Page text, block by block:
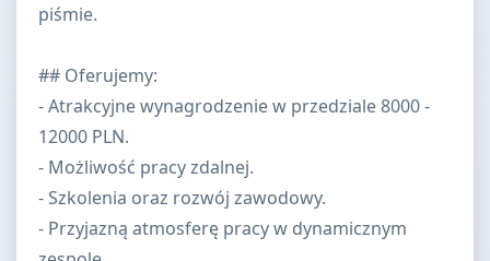
piśmie.
## Oferujemy:
- Atrakcyjne wynagrodzenie w przedziale 8000 -
12000 PLN.
- Możliwość pracy zdalnej.
- Szkolenia oraz rozwój zawodowy.
- Przyjazną atmosferę pracy w dynamicznym